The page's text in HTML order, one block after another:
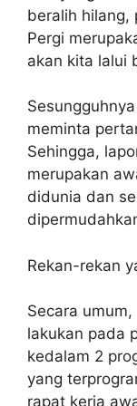
beralih hilang,
Pergi
akan kita lalui
meminta
Sehingga,
merupakan
didunia dan
Rekan-rekan
Secara
lakukan pada
kedalam 2
yang
rapat kerja